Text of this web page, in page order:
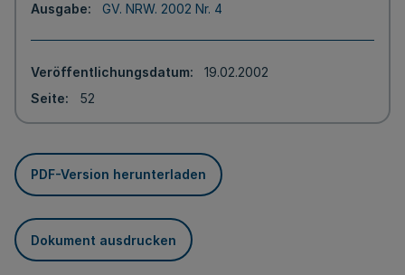
Ausgabe
GV. NRW. 2002 Nr. 4
Veröffentlichungsdatum
19.02.2002
Seite
52
PDF-Version herunterladen
Dokument ausdrucken